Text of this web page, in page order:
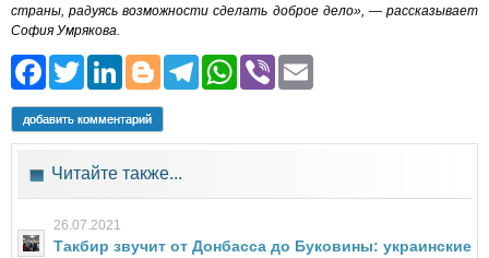
страны, радуясь возможности сделать доброе дело», — рассказывает
София Умрякова.
Facebook
Twitter
LinkedIn
Blogger
Telegram
WhatsApp
Viber
добавить комментарий
Читайте также...
26.07.2021
Такбир звучит от Донбасса до Буковины: украинские